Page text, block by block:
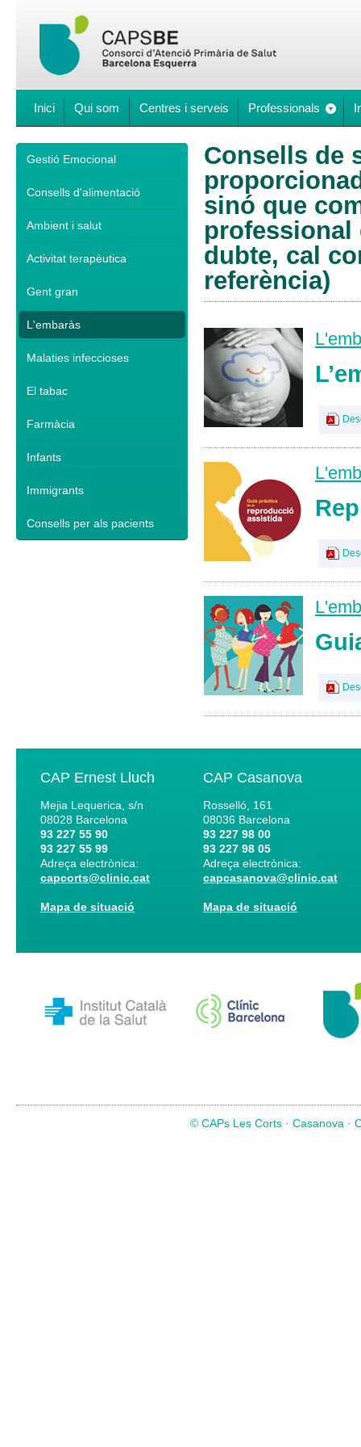
Inici Qui som Centres i serveis Professionals
Gestió Emocional
Consells d'alimentació
Ambient i salut
Activitat terapèutica
Gent gran
L'embaràs
Malaties infeccioses
El tabac
Farmàcia
Infants
Immigrants
Consells per als pacients
Consells de
sinó que
professional
dubte, cal
referència)
CAP Ernest Lluch
Mejia Lequerica, s/n
08028 Barcelona
93 227 55 90
93 227 55 99
Adreça electrònica:
capcorts@clinic.cat
Mapa de situació
CAP Casanova
Rosselló, 161
08036 Barcelona
93 227 98 00
93 227 98 05
Adreça electrònica:
capcasanova@clinic.cat
Mapa de situació
© CAPs Les Corts · Casanova ·